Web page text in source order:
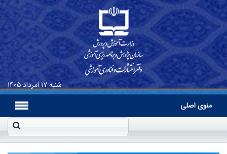
شنبه۱۷ اَمرداد ۱۴۰۵
منوی اصلی